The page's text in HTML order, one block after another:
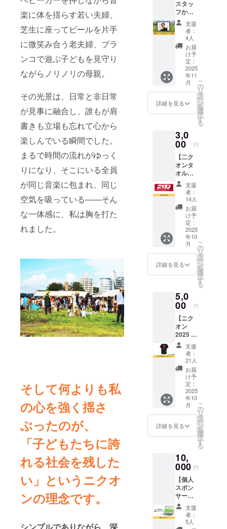
楽に体を揺らす若い夫婦、
芝生に座ってビールを片手
に微笑み合う老夫婦、ブラ
ンコで遊ぶ子どもを見守り
ながらノリノリの母親。
その光景は、日常と非日常
が見事に融合し、誰もが肩
書きも立場も忘れて心から
楽しんでいる瞬間でした。
まるで時間の流れがゆっく
りになり、そこにいる全員
が同じ音楽に包まれ、同じ
空気を吸っている――そん
な一体感に、私は胸を打た
れました。
そして何よりも私
の心を強く揺さ
ぶったのが、
「子どもたちに誇
れる社会を残した
い」というニクオ
ンの理念です。
シンプルでありながら、深
スタッ
フから
のお礼
のメッ
セージ
動画】
ニクオ
ン町田
BASE
2025を
ただた
だ応援
したい
人向け
のリ
です。
ニクオ
ン町田
BASE
運営委
員会よ
り熱い
お礼の
メール
をお送
りさせ
ていた
だきま
す。 な
お、支
援時に
上乗せ
援の気
持ちの
上乗
せ、大
歓迎で
す！
支援
者：
4人
お届
け予
定：
2025
年11
月
詳細を見る
こ
の
リ
タ
ー
ン
を
選
択
す
る
3,0
00 円
【二ク
オンタ
オル】
ニクオ
ンのオ
リジナ
ルタオ
ルをお
送りさ
せてい
ただき
ます。
サイ
ズ：約
34cm×
約84cm
綿100%
※送料込
みのお
値段で
す。
支援
者：
14人
お届
け予
定：
2025
年10
月
詳細を見る
こ
の
リ
タ
ー
ン
を
選
択
す
る
5,0
00 円
【ニク
オン
2025 町
田Tシャ
ツ〈ブ
ラッ
ク〉】
ニクオ
ン2025
町田T
シャツ
〈ブ
ラッ
ク〉を
お送り
させて
きま
す。 サ
イズは
お選び
いただ
けま
す。 ボ
ディカ
ラー：
支援
者：
21人
お届
け予
定：
2025
年10
月
詳細を見る
こ
の
リ
タ
ー
ン
を
選
択
す
る
10,
000 円
【個人
スポン
サー】
ニクオ
ン町田
BASE
支援
者：
5人